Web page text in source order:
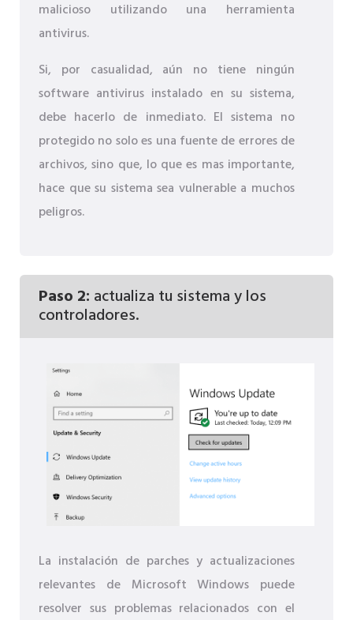
malicioso utilizando una herramienta
antivirus.
Si, por casualidad, aún no tiene ningún
software antivirus instalado en su sistema,
debe hacerlo de inmediato. El sistema no
protegido no solo es una fuente de errores de
archivos, sino que, lo que es mas importante,
hace que su sistema sea vulnerable a muchos
peligros.
Paso 2: actualiza tu sistema y los
controladores.
La instalación de parches y actualizaciones
relevantes de Microsoft Windows puede
resolver sus problemas relacionados con el